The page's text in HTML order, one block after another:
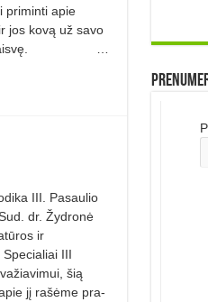
priminti apie
jos kovą už savo
laisvę. …
III. Pasaulio
dr. Žydronė
ir
III
šią
jį rašėme pra­